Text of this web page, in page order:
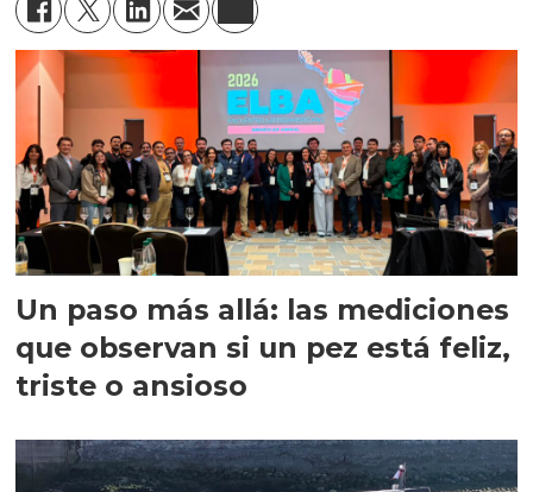
Un paso más allá: las mediciones
que observan si un pez está feliz,
triste o ansioso